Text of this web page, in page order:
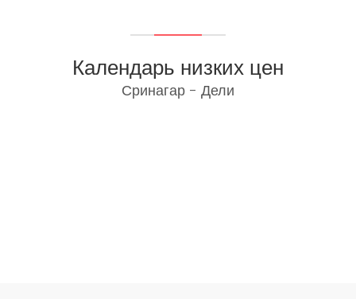
Календарь низких цен
Сринагар - Дели